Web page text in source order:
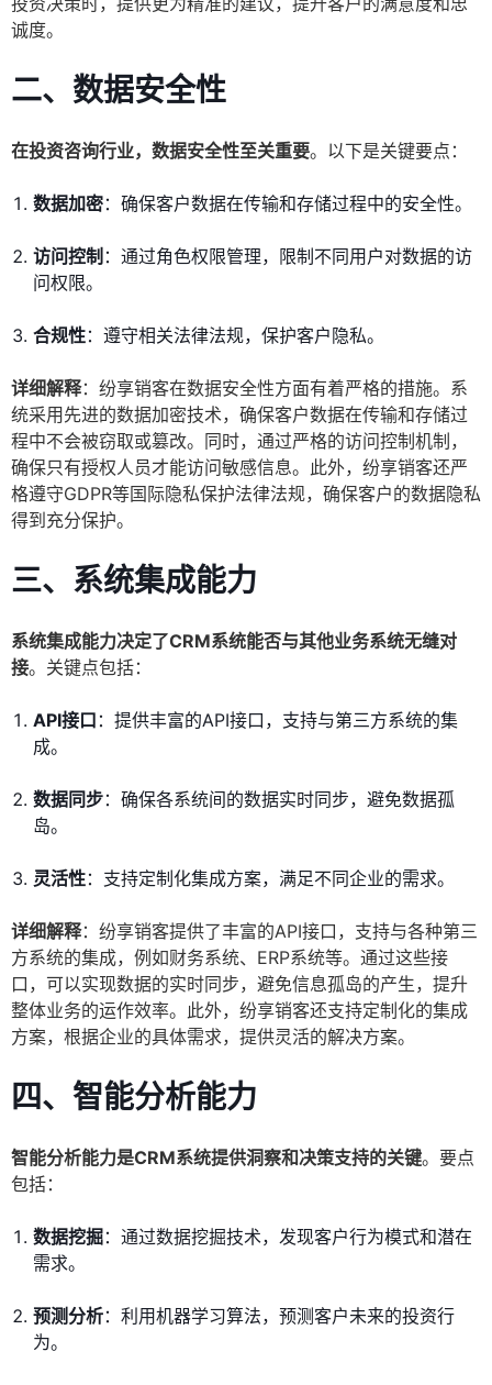
诚度。
二、数据安全性
在投资咨询行业，数据安全性至关重要。以下是关键要点：
数据加密：确保客户数据在传输和存储过程中的安全性。
访问控制 ：通过角色权限管理，限制不同用户对数据的访
问权限。
合规性：遵守相关法律法规，保护客户隐私。
详细解释：纷享销客在数据安全性方面有着严格的措施。系
统采用先进的数据加密技术，确保客户数据在传输和存储过
程中不会被窃取或篡改。同时，通过严格的访问控制机制，
确保只有授权人员才能访问敏感信息。此外，纷享销客还严
格遵守GDPR等国际隐私保护法律法规，确保客户的数据隐私
得到充分保护。
三、系统集成能力
系统集成能力决定了CRM系统能否与其他业务系统无缝对
接。关键点包括：
API接口 ：提供丰富的API接口，支持与第三方系统的集
成。
数据同步：确保各系统间的数据实时同步，避免数据孤
岛。
灵活性：支持定制化集成方案，满足不同企业的需求。
详细解释：纷享销客提供了丰富的API接口，支持与各种第三
方系统的集成，例如财务系统、ERP系统等。通过这些接
口，可以实现数据的实时同步，避免信息孤岛的产生，提升
整体业务的运作效率。此外，纷享销客还支持定制化的集成
方案，根据企业的具体需求，提供灵活的解决方案。
四、智能分析能力
智能分析能力是CRM系统提供洞察和决策支持的关键。要点
包括：
数据挖掘：通过数据挖掘技术，发现客户行为模式和潜在
需求。
预测分析：利用机器学习算法，预测客户未来的投资行
为。